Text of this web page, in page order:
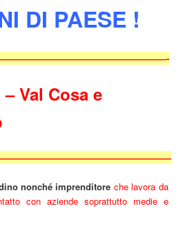
DI PAESE !
Val Cosa e
nonché imprenditore che lavora da
con aziende soprattutto medie e